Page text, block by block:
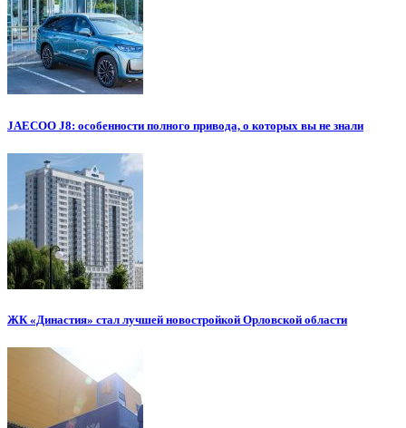
JAECOO J8: особенности полного привода, о которых вы не знали
ЖК «Династия» стал лучшей новостройкой Орловской области